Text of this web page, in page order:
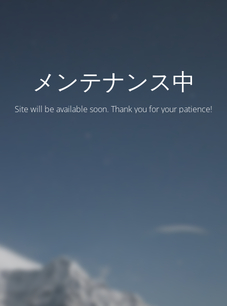
メンテナンス中
Site will be available soon. Thank you for your patience!